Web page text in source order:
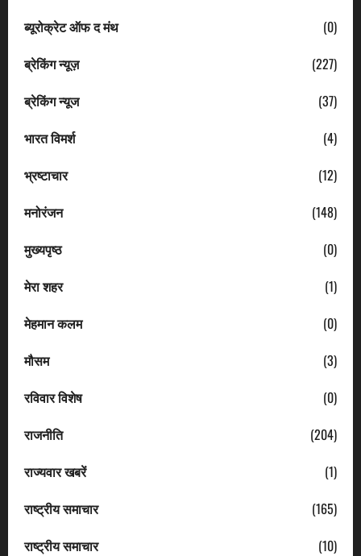
ब्यूरोक्रेट ऑफ द मंथ
(0)
ब्रेकिंग न्यूज़
(227)
ब्रेकिंग न्यूज
(37)
भारत विमर्श
(4)
भ्रष्टाचार
(12)
मनोरंजन
(148)
मुख्यपृष्ठ
(0)
मेरा शहर
(1)
मेहमान कलम
(0)
मौसम
(3)
रविवार विशेष
(0)
राजनीति
(204)
राज्यवार खबरें
(1)
राष्ट्रीय समाचार
(165)
राष्ट्रीय समाचार
(10)